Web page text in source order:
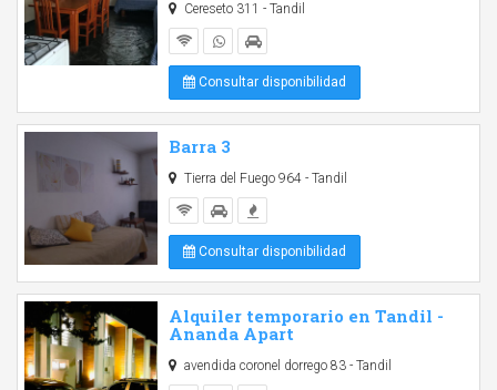
Cereseto 311 - Tandil
Consultar disponibilidad
Barra 3
Tierra del Fuego 964 - Tandil
Consultar disponibilidad
Alquiler temporario en Tandil -
Ananda Apart
avendida coronel dorrego 83 - Tandil